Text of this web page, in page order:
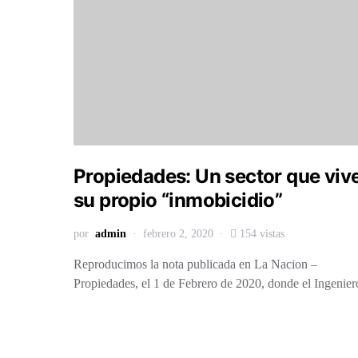
Propiedades: Un sector que
su propio “inmobicidio”
por admin febrero 2, 2020 154 vistas
Reproducimos la nota publicada en La Nacion –
Propiedades, el 1 de Febrero de 2020, donde el